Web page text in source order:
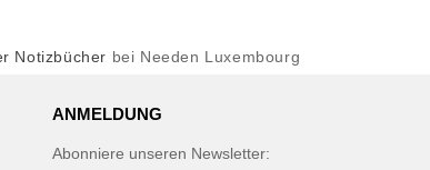
Notizbücher bei Needen Luxembourg
ANMELDUNG
Abonniere unseren Newsletter: